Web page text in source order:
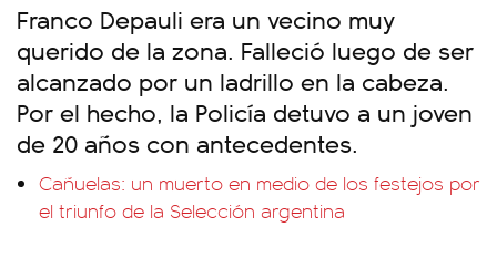
Franco Depauli era un vecino muy
querido de la zona. Falleció luego de ser
alcanzado por un ladrillo en la cabeza.
Por el hecho, la Policía detuvo a un joven
de 20 años con antecedentes.
Cañuelas: un muerto en medio de los festejos por
el triunfo de la Selección argentina